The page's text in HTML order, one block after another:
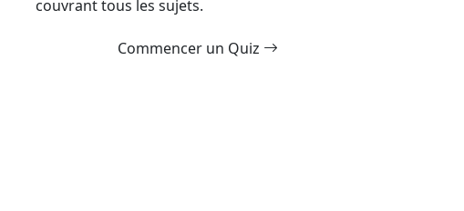
couvrant tous les sujets.
Commencer un Quiz